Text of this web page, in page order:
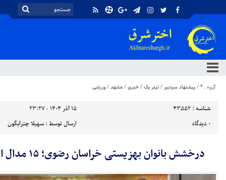
گروه : *
/پیشنهاد سردبیر/تیتر یک/خبری/مشهد/ورزشی
شناسه : 43552
۱۵ آذر ۱۴۰۴ - ۲۳:۲۷
۰ دیدگاه ارسال توسط : سهیلا چترآبگون
درخشش بانوان بهزیستی خراسان رضوی؛ ۱۵ مدال از ۲۰ ورزشکار اعزامی